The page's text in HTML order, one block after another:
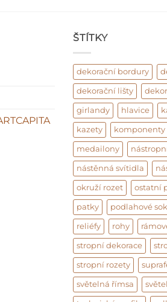
ŠTÍTKY
dekorační bordury
dekorační lišty
girlandy hlavice
kazety komponenty
medailony
nástěnná svítidla
okruží rozet ostatní
patky podlahové
reliéfy rohy
stropní dekorace
stropní rozety
světelná římsa